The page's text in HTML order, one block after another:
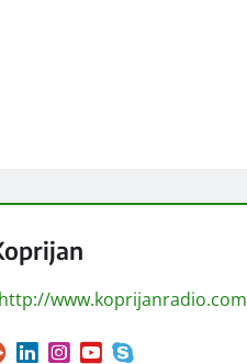
http://www.koprijanradio.com